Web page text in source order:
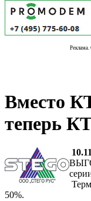
Вместо
теперь
50%.